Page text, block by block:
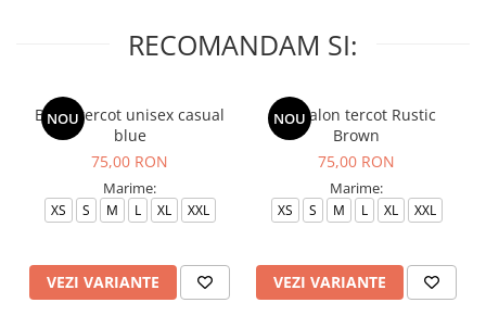
RECOMANDAM SI:
NOU
Bluza tercot unisex casual
blue
75,00 RON
Marime:
XS S M L XL XXL
VEZI VARIANTE
NOU
Pantalon tercot Rustic
Brown
75,00 RON
Marime:
XS S M L XL XXL
VEZI VARIANTE